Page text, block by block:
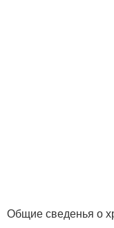
Общие сведенья о